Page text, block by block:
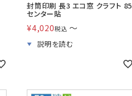
封筒印刷 長3 エコ窓 クラフト 85
センター貼
¥4,020税込 〜